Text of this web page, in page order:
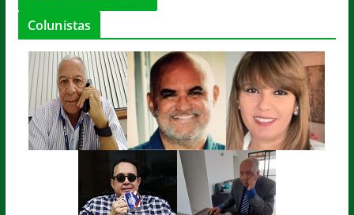
Colunistas